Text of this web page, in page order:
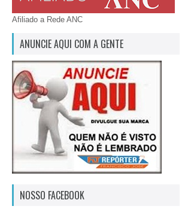
Afiliado a Rede ANC
ANUNCIE AQUI COM A GENTE
NOSSO FACEBOOK